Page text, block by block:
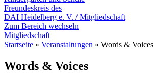
Freundeskreis des
DAI Heidelberg e. V. / Mitgliedschaft
Zum Bereich wechseln
Mitgliedschaft
Startseite » Veranstaltungen » Words & Voices
Words & Voices